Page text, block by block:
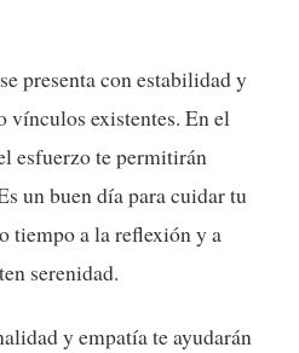
presenta con estabilidad y
vínculos existentes. En el
esfuerzo te permitirán
un buen día para cuidar tu
tiempo a la reflexión y a
serenidad.
y empatía te ayudarán